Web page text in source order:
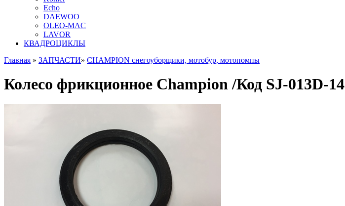
Echo
DAEWOO
OLEO-MAC
LAVOR
КВАДРОЦИКЛЫ
Главная » ЗАПЧАСТИ» CHAMPION снегоуборщики, мотобур, мотопомпы
Колесо фрикционное Champion /Код SJ-013D-14